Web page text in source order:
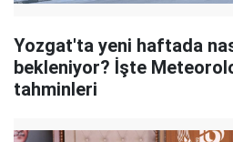
Yozgat'ta yeni haftada
bekleniyor? İşte
tahminleri